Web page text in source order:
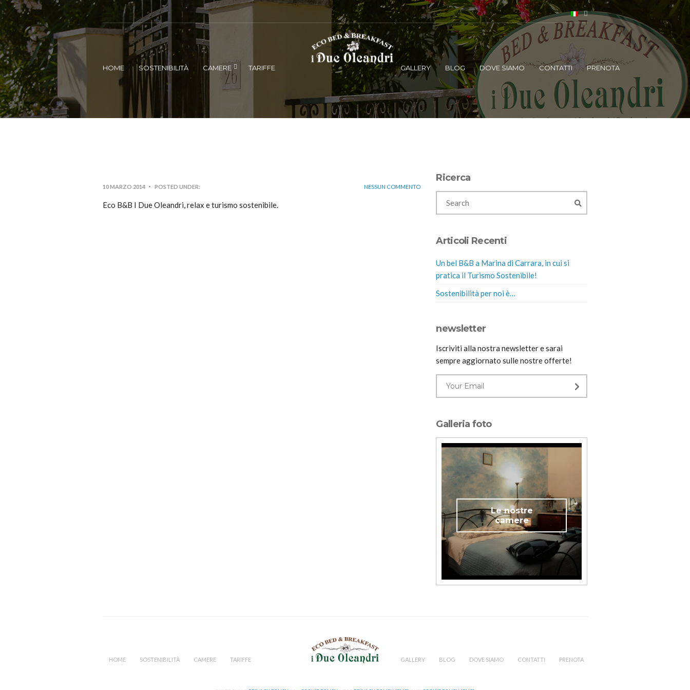
HOME SOSTENIBILITÀ CAMERE TARIFFE GALLERY BLOG DOVE SIAMO CONTATTI PRENOTA
10 MARZO 2014 POSTED UNDER: NESSUN COMMENTO
Eco B&B I Due Oleandri, relax e turismo sostenibile.
Ricerca
Articoli Recenti
Un bel B&B a Marina di Carrara, in cui si
pratica il Turismo Sostenibile!
Sostenibilità per noi è…
newsletter
Iscriviti alla nostra newsletter e sarai
sempre aggiornato sulle nostre offerte!
Galleria foto
Le nostre
camere
HOME SOSTENIBILITÀ CAMERE TARIFFE GALLERY BLOG DOVE SIAMO CONTATTI PRENOTA